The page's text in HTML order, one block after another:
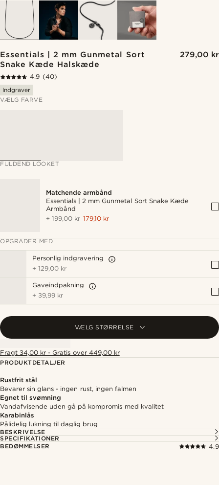
Essentials | 2 mm Gunmetal Sort
Snake Kæde Halskæde
279,00 kr
4.9 (40)
Indgraver
VÆLG FARVE
FULDEND LOOKET
Matchende armbånd
Essentials | 2 mm Gunmetal Sort Snake Kæde
Armbånd
+199,00 kr 179,10 kr
OPGRADER MED
Personlig indgravering
+129,00 kr
Gaveindpakning
+ 39,99 kr
VÆLG STØRRELSE
Fragt 34,00 kr - Gratis over 449,00 kr
PRODUKTDETALJER
Rustfrit stål
Bevarer sin glans - ingen rust, ingen falmen
Egnet til svømning
Vandafvisende uden gå på kompromis med kvalitet
Karabinlås
Pålidelig lukning til daglig brug
BESKRIVELSE
SPECIFIKATIONER
BEDØMMELSER
4.9